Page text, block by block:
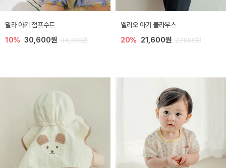
밀라 아기 점프수트
10% 30,600원 34,000원
엘리오 아기 블라우스
20% 21,600원 27,000원